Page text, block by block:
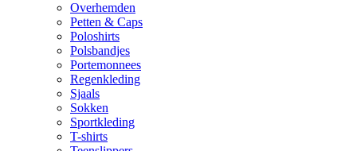
Overhemden
Petten & Caps
Poloshirts
Polsbandjes
Portemonnees
Regenkleding
Sjaals
Sokken
Sportkleding
T-shirts